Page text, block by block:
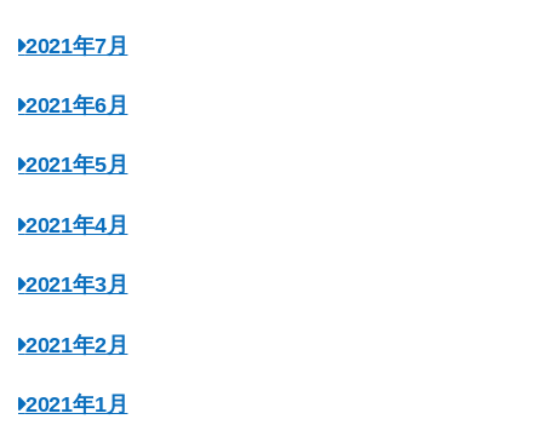
2021年7月
2021年6月
2021年5月
2021年4月
2021年3月
2021年2月
2021年1月